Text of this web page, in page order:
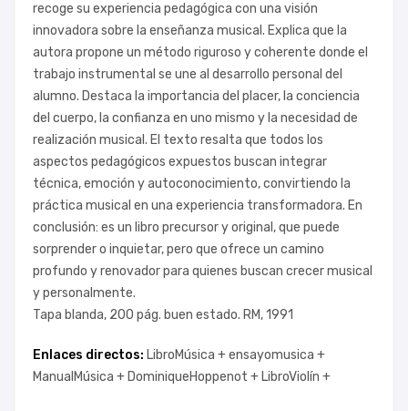
recoge su experiencia pedagógica con una visión
innovadora sobre la enseñanza musical. Explica que la
autora propone un método riguroso y coherente donde el
trabajo instrumental se une al desarrollo personal del
alumno. Destaca la importancia del placer, la conciencia
del cuerpo, la confianza en uno mismo y la necesidad de
realización musical. El texto resalta que todos los
aspectos pedagógicos expuestos buscan integrar
técnica, emoción y autoconocimiento, convirtiendo la
práctica musical en una experiencia transformadora. En
conclusión: es un libro precursor y original, que puede
sorprender o inquietar, pero que ofrece un camino
profundo y renovador para quienes buscan crecer musical
y personalmente.
Tapa blanda, 200 pág. buen estado. RM, 1991
Enlaces directos: LibroMúsica +ensayomusica +
ManualMúsica + DominiqueHoppenot + LibroViolín +